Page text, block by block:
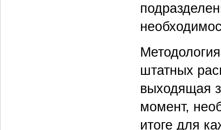
штатных
выходящая
момент,
итоге для